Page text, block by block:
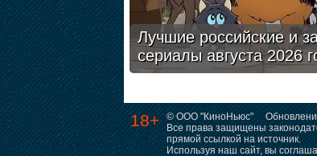
Лучшие российские и
сериалы августа 2026
18+ © ООО "КиноНьюс"
Все права защищены
прямой ссылкой на источник.
Используя наш сайт, вы